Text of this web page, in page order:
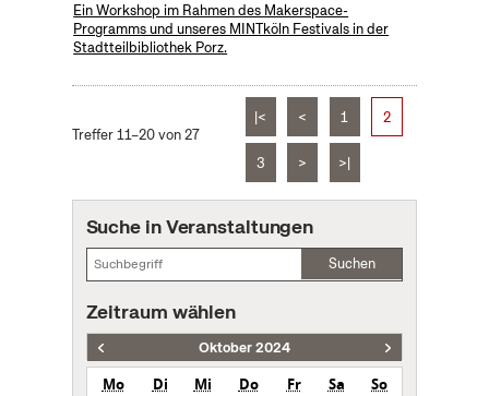
Ein Workshop im Rahmen des Makerspace-
Programms und unseres MINTköln Festivals in der
Stadtteilbibliothek Porz.
Treffer 11–20 von 27
|< < 1 2
3 > >|
Suche in Veranstaltungen
Suchen
Zeitraum wählen
Oktober 2024
Mo Di Mi Do Fr Sa
So